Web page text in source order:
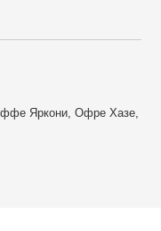
Яркони, Офре Хазе,